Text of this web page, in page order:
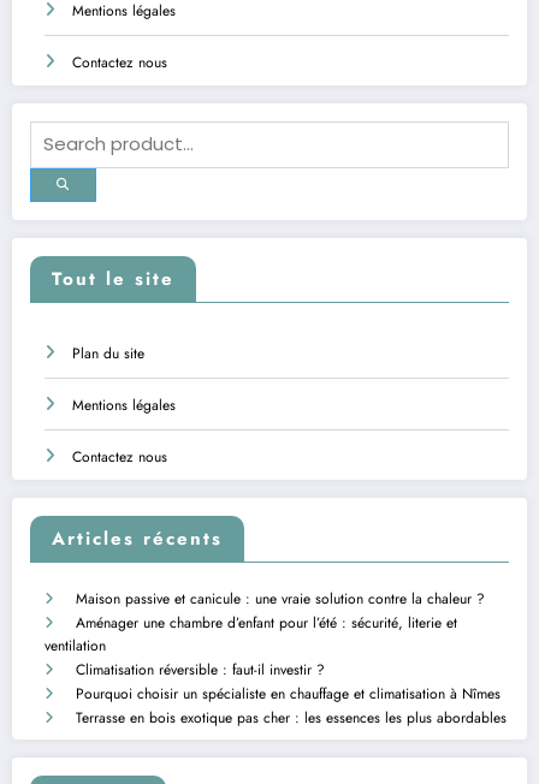
Mentions légales
Contactez nous
Tout le site
Plan du site
Mentions légales
Contactez nous
Articles récents
Maison passive et canicule : une vraie solution contre la chaleur ?
Aménager une chambre d’enfant pour l’été : sécurité, literie et
ventilation
Climatisation réversible : faut-il investir ?
Pourquoi choisir un spécialiste en chauffage et climatisation à Nîmes
Terrasse en bois exotique pas cher : les essences les plus abordables